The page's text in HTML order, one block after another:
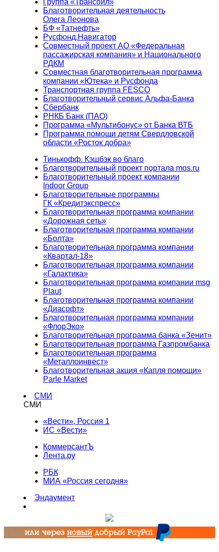
Группа «Трансойл»
Благотворительная деятельность
Олега Леонова
БФ «Татнефть»
Русфонд.Навигатор
Совместный проект АО «Федеральная
пассажирская компания» и Национального
РДКМ
Совместная благотворительная программа
компании «Ютека» и Русфонда
Транспортная группа FESCO
Благотворительный сервис Альфа-Банка
Сбербанк
РНКБ Банк (ПАО)
Программа «Мультибонус» от Банка ВТБ
Программа помощи детям Свердловской
области «Росток добра»
Тинькофф. Кэшбэк во благо
Благотворительный проект портала mos.ru
Благотворительный проект компании
Indoor Group
Благотворительные программы
ГК «Кредитэкспресс»
Благотворительная программа компании
«Дорожная сеть»
Благотворительная программа компании
«Болта»
Благотворительная программа компании
«Квартал-18»
Благотворительная программа компании
«Галактика»
Благотворительная программа компании msg
Plaut
Благотворительная программа компании
«Диасофт»
Благотворительная программа компании
«ФлорЭко»
Благотворительная программа банка «Зенит»
Благотворительная программа Газпромбанка
Благотворительная программа
«Металлоинвест»
Благотворительная акция «Капля помощи»
Parle Market
СМИ
СМИ
«Вести», Россия 1
ИС «Вести»
КоммерсантЪ
Лента.ру
РБК
МИА «Россия сегодня»
Эндаумент